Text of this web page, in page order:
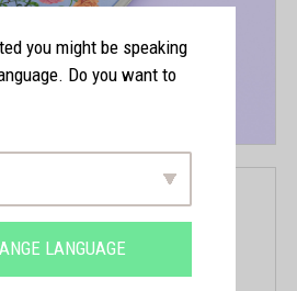
you might be speaking
Do you want to
LANGUAGE